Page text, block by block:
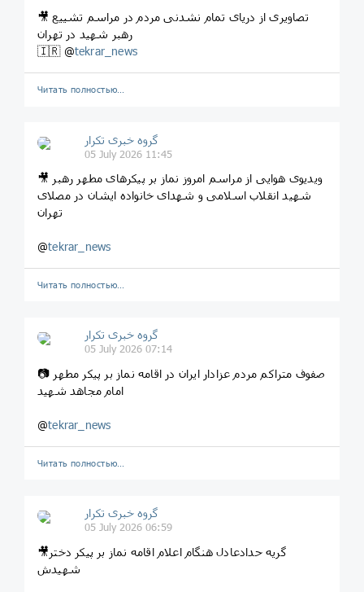
🎥 تصاویری از دریای تمام نشدنی مردم در مراسم تشییع
رهبر شهید در تهران
🇮🇷 @tekrar_news
Читать полностью…
گروه خبری تکرار
05 July 2026 11:45
🎥 ویدیوی هوایی از مراسم امروز نماز بر پیکرهای مطهر رهبر
شهید انقلاب اسلامی و شهدای خانواده ایشان در مصلای
تهران
@tekrar_news
Читать полностью…
گروه خبری تکرار
05 July 2026 07:14
📷 صفوف متراکم مردم عزادار ایران در اقامه نماز بر پیکر مطهر
امام مجاهد شهید
@tekrar_news
Читать полностью…
گروه خبری تکرار
05 July 2026 06:59
🎥گریه‌ حدادعادل هنگام اعلام اقامه نماز بر پیکر‌ دختر
شهیدش